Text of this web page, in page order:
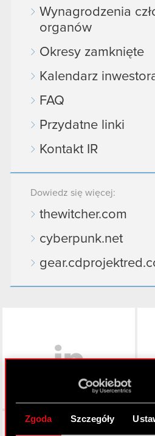
Zgoda Szczegóły
Wynagrodzenia
organów
Okresy zamknięte
Kalendarz
FAQ
Przydatne linki
Kontakt IR
Dowiedz się więcej:
thewitcher.com
cyberpunk.net